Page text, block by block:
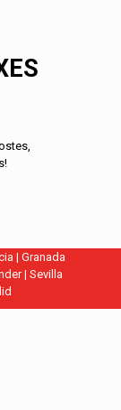
| Granada
|Sevilla